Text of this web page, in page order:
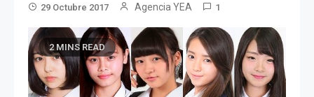
29 Octubre 2017 Agencia YEA 1
2 MINS READ